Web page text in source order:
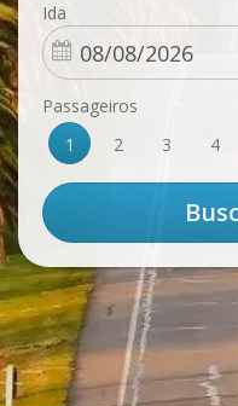
Ida
Passageiros
1
2 3 4